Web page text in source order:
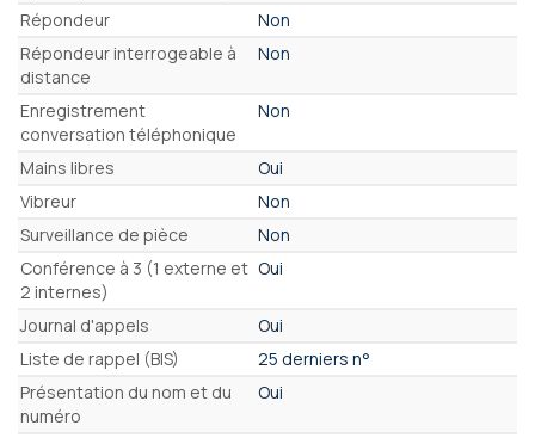
Répondeur
Non
Répondeur interrogeable à
distance
Non
Enregistrement
conversation téléphonique
Non
Mains libres
Oui
Vibreur
Non
Surveillance de pièce
Non
Conférence à 3 (1 externe et
2 internes)
Oui
Journal d'appels
Oui
Liste de rappel (BIS)
25 derniers n°
Présentation du nom et du
numéro
Oui